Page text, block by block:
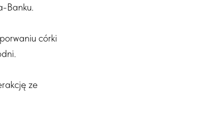
Banku.
córki
ze